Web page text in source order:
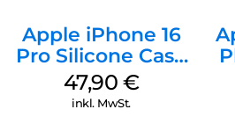
Apple iPhone 16
Pro Silicone Case
MagSafe Denim
47,90 €
inkl. MwSt.